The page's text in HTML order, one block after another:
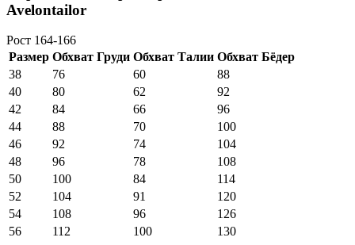
Avelontailor
Рост 164-166
Размер Обхват Груди Обхват Талии Обхват Бёдер
38
76 60
88
40
80 62
92
42
84 66
96
44
88 70
100
46
92 74
104
48
96 78
108
50
100 84
114
52
104 91
120
54
108 96
126
56
112 100 130